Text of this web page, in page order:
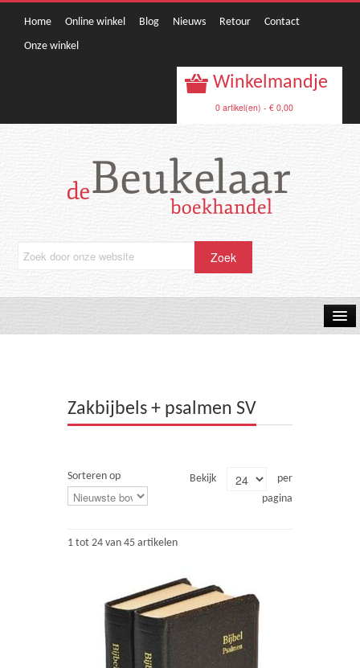
Home Online winkel Blog Nieuws Retour
Contact
Onze winkel
Winkelmandje
0 artikel(en) - € 0,00
Kinderen en Jeugd
Zakbijbels + psalmen SV
Sorteren op Bekijk
per
pagina
1 tot 24 van 45 artikelen